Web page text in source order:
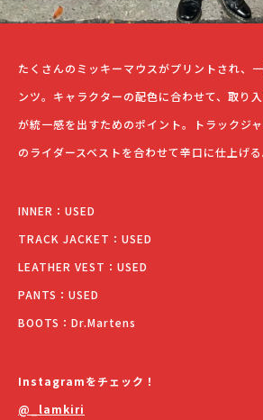
たくさんのミッキーマウスがプリントされ、
ンツ。キャラクターの配色に合わせて、取り
が統一感を出すためのポイント。トラックジ
のライダースベストを合わせて辛口に仕上げる
INNER：USED
TRACK JACKET：USED
LEATHER VEST：USED
PANTS：USED
BOOTS：Dr.Martens
Instagramをチェック！
@_lamkiri